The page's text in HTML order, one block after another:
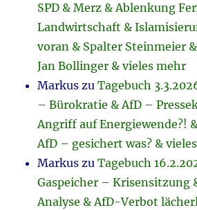
SPD & Merz & Ablenkung
Landwirtschaft &
voran & Spalter Steinmeier
Jan Bollinger & vieles mehr
Markus zuTagebuch
– Bürokratie & AfD –
Angriff auf Energiewende?!
AfD – gesichert was? &
Markus zuTagebuch
Gaspeicher – Krisensitzung
Analyse & AfD-Verbot